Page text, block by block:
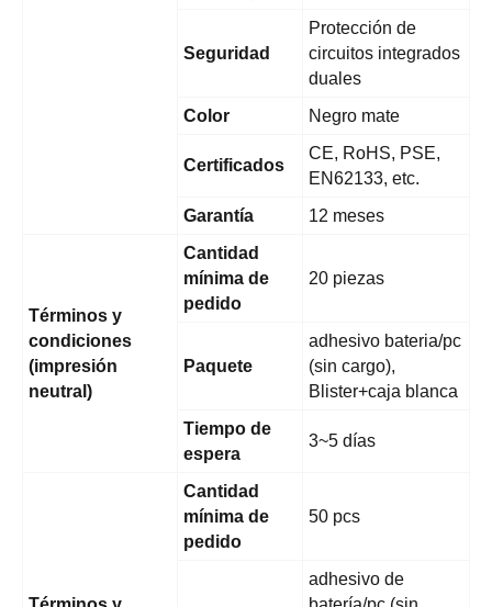
Seguridad
Protección de
circuitos integrados
duales
Color
Negro mate
Certificados
CE, RoHS, PSE,
EN62133, etc.
Garantía
12 meses
Términos y
condiciones
(impresión
neutral)
Cantidad
mínima de
pedido
20 piezas
Paquete
adhesivo bateria/pc
(sin cargo),
Blister+caja blanca
Tiempo de
espera
3~5 días
Cantidad
mínima de
pedido
50 pcs
adhesivo de